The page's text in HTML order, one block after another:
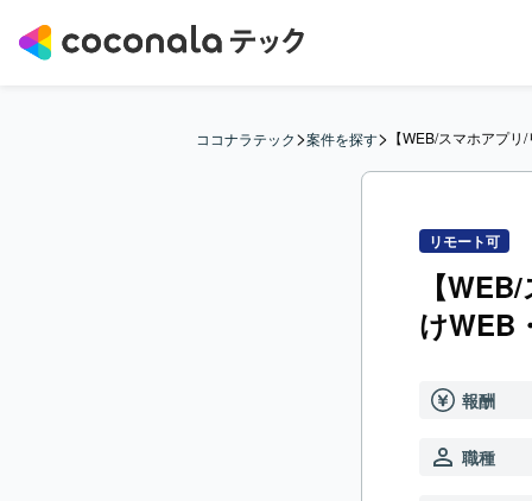
ココナラテック>案件を探す> 【WEB/スマホアプ
リモート可
【
けWEB
報酬
職種